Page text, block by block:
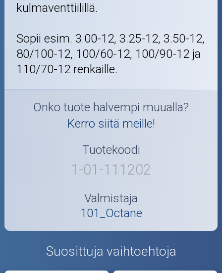
kulmaventtiilillä.
Sopii esim. 3.00-12, 3.25-12, 3.50-12,
80/100-12, 100/60-12, 100/90-12 ja
110/70-12 renkaille.
Onko tuote halvempi muualla?
Kerro siitä meille!
Tuotekoodi
1-01-111202
Valmistaja
101_Octane
Suosittuja vaihtoehtoja